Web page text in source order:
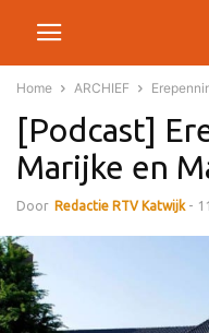
Home ARCHIEF
[Podcast]
Marijke en
Door Redactie RTV Katwijk -